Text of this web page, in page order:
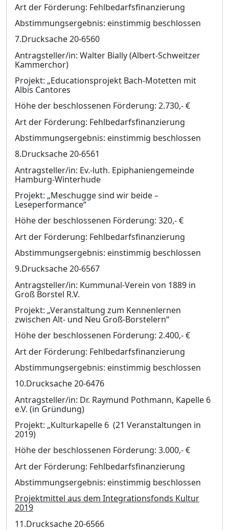
Art der Förderung: Fehlbedarfsfinanzierung
Abstimmungsergebnis: einstimmig beschlossen
7.Drucksache 20-6560
Antragsteller/in: Walter Bially (Albert-Schweitzer
Kammerchor)
Projekt: „Educationsprojekt Bach-Motetten mit
Albis Cantores
Höhe der beschlossenen Förderung: 2.730,- €
Art der Förderung: Fehlbedarfsfinanzierung
Abstimmungsergebnis: einstimmig beschlossen
8.Drucksache 20-6561
Antragsteller/in: Ev.-luth. Epiphaniengemeinde
Hamburg-Winterhude
Projekt: „Meschugge sind wir beide –
Leseperformance“
Höhe der beschlossenen Förderung: 320,- €
Art der Förderung: Fehlbedarfsfinanzierung
Abstimmungsergebnis: einstimmig beschlossen
9.Drucksache 20-6567
Antragsteller/in: Kummunal-Verein von 1889 in
Groß Borstel R.V.
Projekt: „Veranstaltung zum Kennenlernen
zwischen Alt- und Neu Groß-Borstelern“
Höhe der beschlossenen Förderung: 2.400,- €
Art der Förderung: Fehlbedarfsfinanzierung
Abstimmungsergebnis: einstimmig beschlossen
10.Drucksache 20-6476
Antragsteller/in: Dr. Raymund Pothmann, Kapelle 6
e.V. (in Gründung)
Projekt: „Kulturkapelle 6 (21 Veranstaltungen in
2019)
Höhe der beschlossenen Förderung: 3.000,- €
Art der Förderung: Fehlbedarfsfinanzierung
Abstimmungsergebnis: einstimmig beschlossen
Projektmittel aus dem Integrationsfonds Kultur
2019
11.Drucksache 20-6566